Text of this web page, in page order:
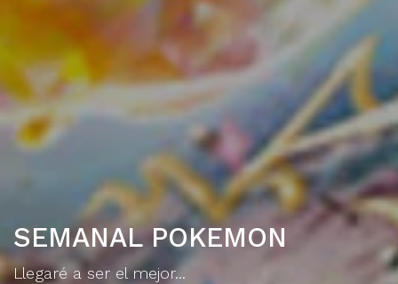
SEMANAL POKEMON
Llegaré a ser el mejor...